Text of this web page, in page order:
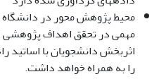
محیط پژوهش محور در
مهمی در تحقق اهداف پژوهشی
اثربخش دانشجویان با اساتید
را به همراه خواهد داشت.